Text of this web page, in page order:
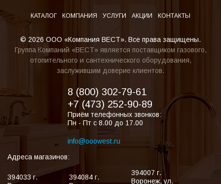
КАТАЛОГ КОМПАНИЯ УСЛУГИ АКЦИИ КОНТАКТЫ
© 2026 ООО «Компания ВЕСТ». Все права защищены.
Группа Компаний «ВЕСТ» является поставщиком газового,
отопительного и сантехнического оборудования,
заслужившим доверие клиентов.
8 (800) 302-79-61
+7 (473) 252-90-89
Приём телефонных звонков:
Пн - Пт с 8.00 до 17.00
info@ooowest.ru
Адреса магазинов:
394033 г.
394084 г.
394007 г.
Воронеж,ул.